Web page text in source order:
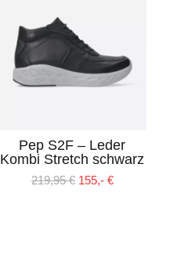
Pep S2F – Leder
Kombi Stretch schwarz
219,95€ 155,- €